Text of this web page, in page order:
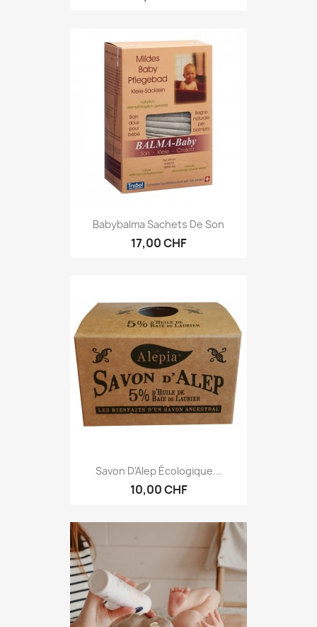
Babybalma Sachets De Son
17,00 CHF
Savon D'Alep Écologique...
10,00 CHF